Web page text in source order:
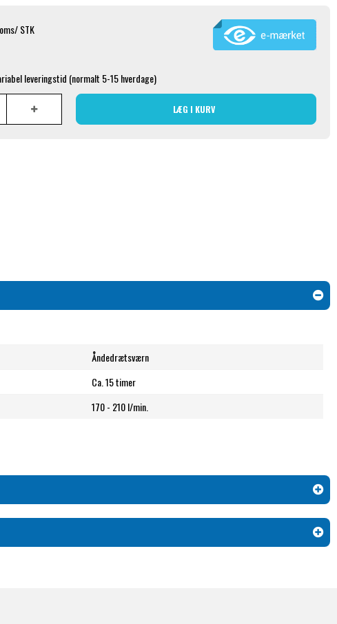
/ STK
leveringstid (normalt 5-15 hverdage)
LÆG I KURV
Åndedrætsværn
Ca. 15 timer
170 - 210 l/min.